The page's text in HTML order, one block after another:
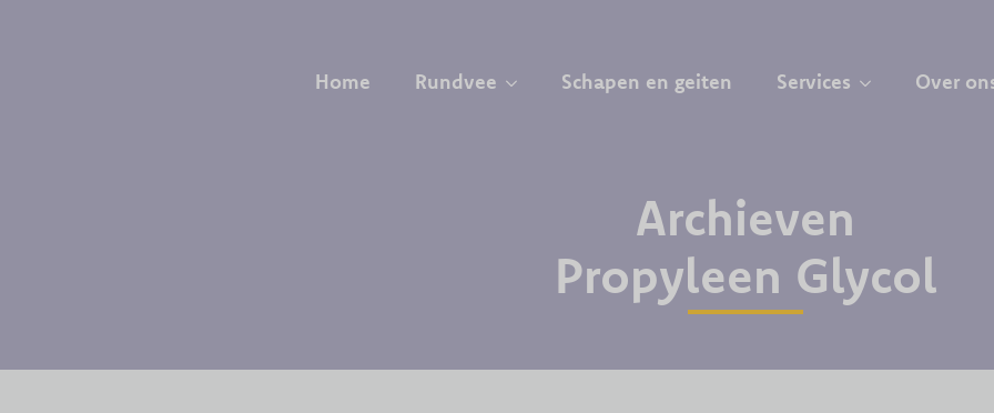
Home Rundvee Schapen en geiten Services Over
Archieven
Propyleen Glycol